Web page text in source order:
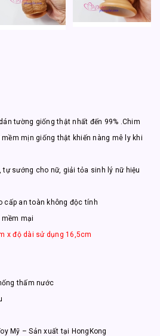
tường giống thật nhất đến 99% .Chim
mịn giống thật khiến nàng mê ly khi
tự sướng cho nữ, giải tỏa sinh lý nữ hiệu
cấp an toàn không độc tính
mại
x độ dài sử dụng 16,5cm
thấm nước
Mỹ – Sản xuất tại HongKong